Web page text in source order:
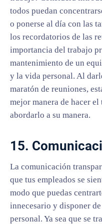
todos puedan
o ponerse al día con las
los recordatorios de las
importancia del trabajo
mantenimiento de un
y la vida personal. Al
maratón de reuniones,
mejor manera de hacer
abordarlo a su manera.
15.
La comunicación
que tus empleados se
modo que puedas
innecesario y disponer
personal. Ya sea que se